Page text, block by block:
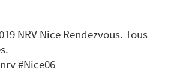
NRV Nice Rendezvous. Tous
#Nice06